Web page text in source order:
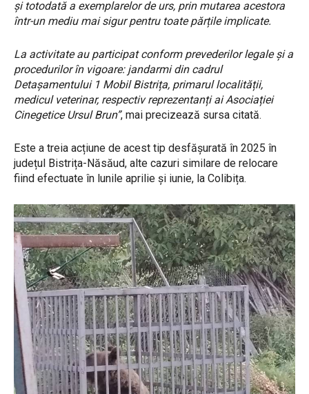
și totodată a exemplarelor de urs, prin mutarea acestora
într-un mediu mai sigur pentru toate părțile implicate.
La activitate au participat conform prevederilor legale și a
procedurilor în vigoare: jandarmi din cadrul
Detașamentului 1 Mobil Bistrița, primarul localității,
medicul veterinar, respectiv reprezentanți ai Asociației
Cinegetice Ursul Brun”, mai precizează sursa citată.
Este a treia acțiune de acest tip desfășurată în 2025 în
județul Bistrița-Năsăud, alte cazuri similare de relocare
fiind efectuate în lunile aprilie și iunie, la Colibița.